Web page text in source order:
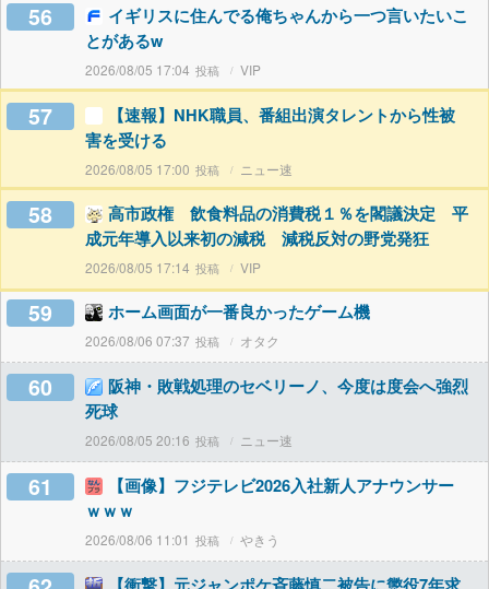
56
イギリスに住んでる俺ちゃんから一つ言いたいこ
とがあるw
2026/08/05 17:04 VIP
57
【速報】NHK職員、番組出演タレントから性被
害を受ける
2026/08/05 17:00 ニュー速
58
高市政権 飲食料品の消費税１％を閣議決定 平
成元年導入以来初の減税 減税反対の野党発狂
2026/08/05 17:14 VIP
59 ホーム画面が一番良かったゲーム機
2026/08/06 07:37 オタク
60
阪神・敗戦処理のセベリーノ、今度は度会へ強烈
死球
2026/08/05 20:16 ニュー速
61
【画像】フジテレビ2026入社新人アナウンサー
ｗｗｗ
2026/08/06 11:01 やきう